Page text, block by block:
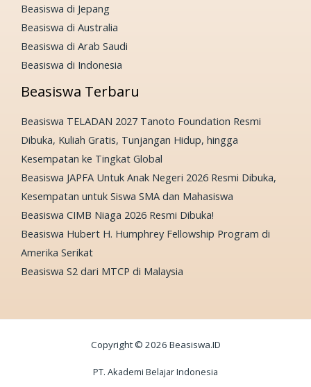
Beasiswa di Jepang
Beasiswa di Australia
Beasiswa di Arab Saudi
Beasiswa di Indonesia
Beasiswa Terbaru
Beasiswa TELADAN 2027 Tanoto Foundation Resmi
Dibuka, Kuliah Gratis, Tunjangan Hidup, hingga
Kesempatan ke Tingkat Global
Beasiswa JAPFA Untuk Anak Negeri 2026 Resmi Dibuka,
Kesempatan untuk Siswa SMA dan Mahasiswa
Beasiswa CIMB Niaga 2026 Resmi Dibuka!
Beasiswa Hubert H. Humphrey Fellowship Program di
Amerika Serikat
Beasiswa S2 dari MTCP di Malaysia
Copyright © 2026 Beasiswa.ID
PT. Akademi Belajar Indonesia